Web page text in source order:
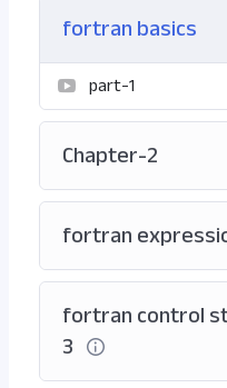
fortran basics
part-1
Chapter-2
fortran
fortran control
3